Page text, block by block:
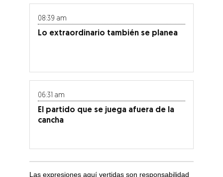
08:39 am
Lo extraordinario también se planea
06:31 am
El partido que se juega afuera de la
cancha
Las expresiones aquí vertidas son responsabilidad